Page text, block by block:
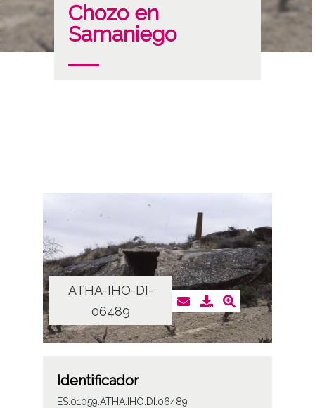
Chozo en
Samaniego
ATHA-IHO-DI-
06489
Identificador
ES.01059.ATHA.IHO.DI.06489